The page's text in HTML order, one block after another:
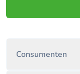
Consumenten